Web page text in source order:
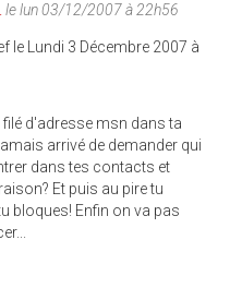
le lun 03/12/2007 à 22h56
le Lundi 3 Décembre 2007 à
d'adresse msn dans ta
arrivé de demander qui
dans tes contacts et
Et puis au pire tu
bloques! Enfin on va pas